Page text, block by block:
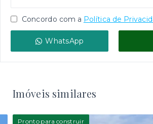
Concordo com a Política de
WhatsApp
Imóveis similares
Pronto para construir